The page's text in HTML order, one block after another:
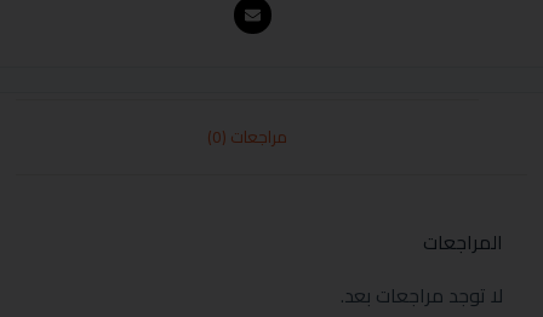
مراجعات (0)
المراجعات
لا توجد مراجعات بعد.